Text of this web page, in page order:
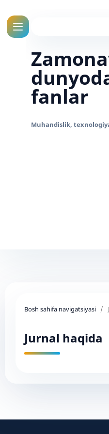
fanlar
Bosh sahifa navigatsiyasi /
Jurnal haqida